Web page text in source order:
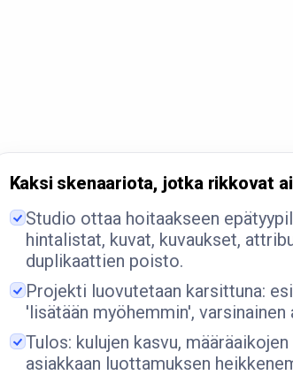
Kaksi skenaariota, jotka rikkovat
Studio ottaa hoitaakseen
hintalistat, kuvat, kuvaukset,
duplikaattien poisto.
Projekti luovutetaan karsittuna:
'lisätään myöhemmin',
Tulos: kulujen kasvu,
asiakkaan luottamuksen